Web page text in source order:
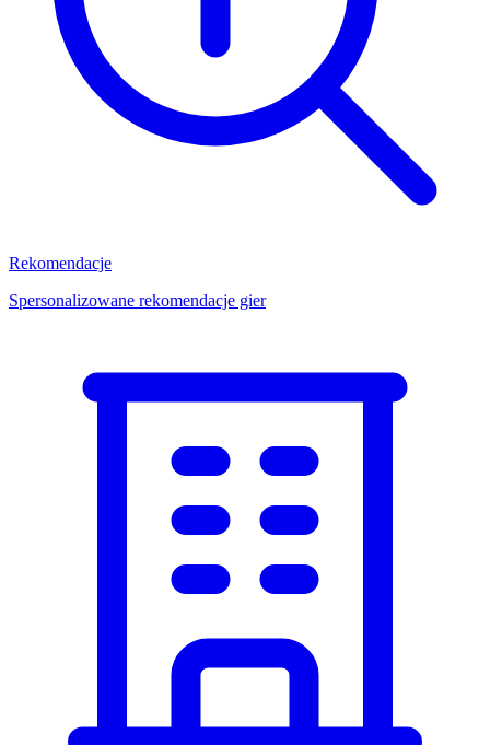
Rekomendacje
Spersonalizowane rekomendacje gier